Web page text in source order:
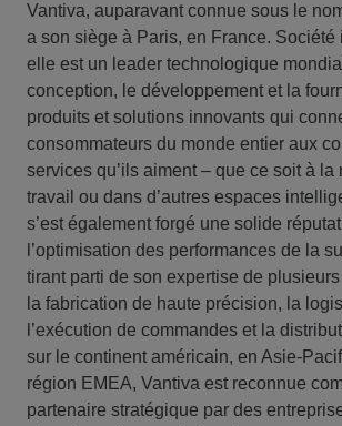
Vantiva, auparavant connue sous le
a son siège à Paris, en France. Société
elle est un leader technologique
conception, le développement et la
produits et solutions innovants qui
consommateurs du monde entier aux
services qu’ils aiment – que ce soit à la
travail ou dans d’autres espaces
s’est également forgé une solide
l’optimisation des performances de la
tirant parti de son expertise de
la fabrication de haute précision, la
l’exécution de commandes et la
sur le continent américain, en Asie-
région EMEA, Vantiva est reconnue
partenaire stratégique par des